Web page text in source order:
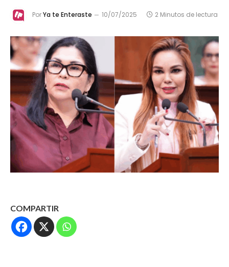
PorYa te Enteraste 10/07/2025 2 Minutos de lectura
COMPARTIR